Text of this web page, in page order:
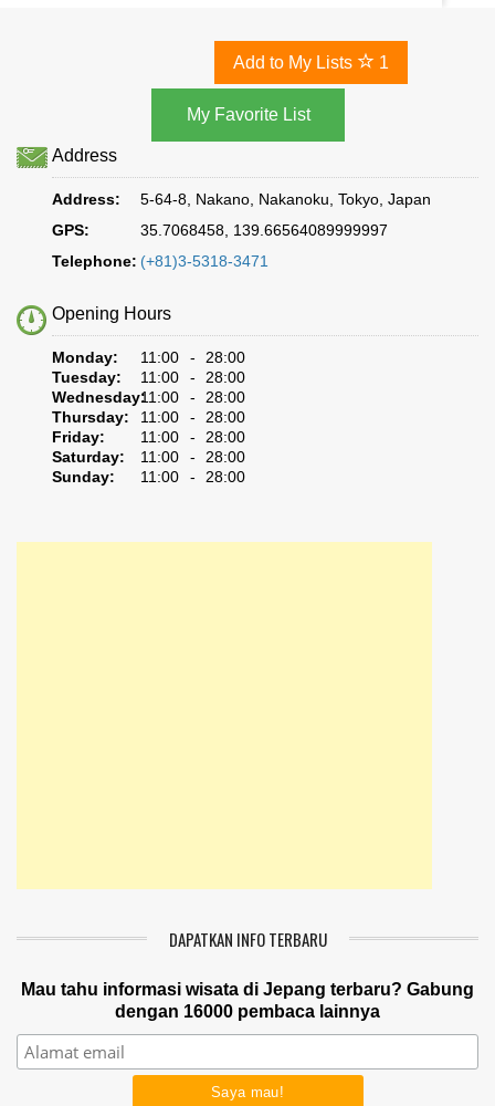
Add to My Lists 1
Address
Address:
5-64-8, Nakano, Nakanoku, Tokyo, Japan
GPS:
35.7068458, 139.66564089999997
Telephone: (+81)3-5318-3471
Opening Hours
Monday:
11:00 - 28:00
Tuesday:
11:00 - 28:00
Wednesday:11:00 - 28:00
Thursday:
11:00 - 28:00
Friday:
11:00 - 28:00
Saturday:
11:00 - 28:00
Sunday:
11:00 - 28:00
DAPATKAN INFO TERBARU
Mau tahu informasi wisata di Jepang terbaru? Gabung
dengan 16000 pembaca lainnya